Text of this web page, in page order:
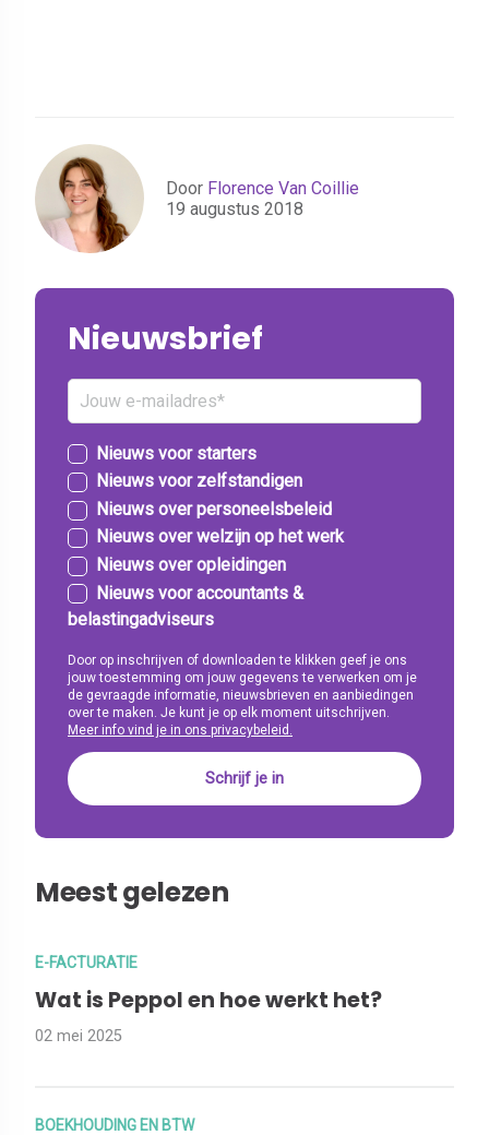
Door Florence Van Coillie
19 augustus 2018
Nieuwsbrief
Nieuws voor starters
Nieuws voor zelfstandigen
Nieuws over personeelsbeleid
Nieuws over welzijn op het werk
Nieuws over opleidingen
Nieuws voor accountants &
belastingadviseurs
Door op inschrijven of downloaden te klikken geef je ons
jouw toestemming om jouw gegevens te verwerken om je
de gevraagde informatie, nieuwsbrieven en aanbiedingen
over te maken. Je kunt je op elk moment uitschrijven.
Meer info vind je in ons privacybeleid.
Meest gelezen
E-FACTURATIE
Wat is Peppol en hoe werkt het?
02 mei 2025
BOEKHOUDING EN BTW